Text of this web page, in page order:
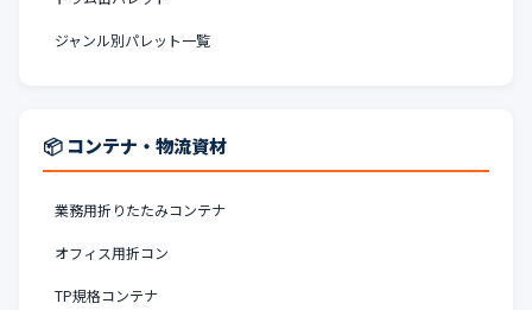
ジャンル別パレット一覧
📦 コンテナ・物流資材
業務用折りたたみコンテナ
オフィス用折コン
TP規格コンテナ